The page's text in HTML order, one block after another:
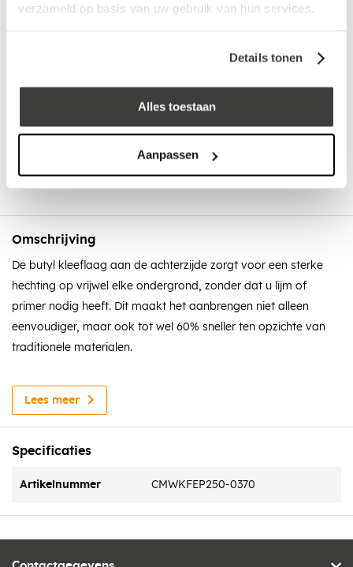
verzameld op basis van uw gebruik van hun services.
Details tonen
Alles toestaan
Aanpassen
! ⭐⭐⭐⭐⭐
Advies nodig?
Bel: +31 78-303 1670
Omschrijving
De butyl kleeflaag aan de achterzijde zorgt voor een sterke
hechting op vrijwel elke ondergrond, zonder dat u lijm of
primer nodig heeft. Dit maakt het aanbrengen niet alleen
eenvoudiger, maar ook tot wel 60% sneller ten opzichte van
traditionele materialen.
Flexibel en rekbaar: tot 60% lengte- en 20% breedterek
Lees meer
Specificaties
Artikelnummer CMWKFEP250-0370